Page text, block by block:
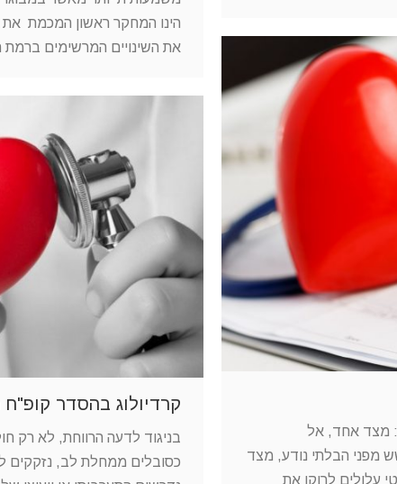
הינו המחקר ראשון המכמת את
את השינויים המרשימים ברמת
מצד אחד, אל
מפני הבלתי נודע, מצד
עלולים לרוקן את
קרדיולוג בהסדר
בניגוד לדעה הרווחת, לא רק
כסובלים ממחלת לב, נזקקים